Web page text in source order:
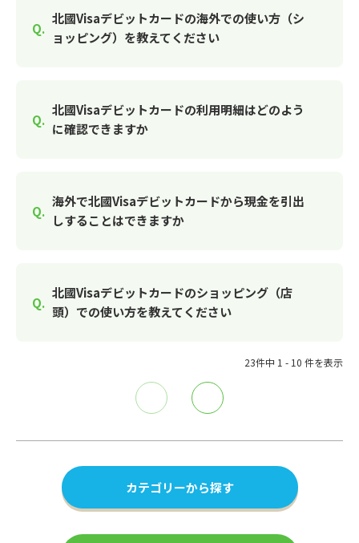
北國Visaデビットカードの海外での使い方（シ
ョッピング）を教えてください
北國Visaデビットカードの利用明細はどのよう
に確認できますか
海外で北國Visaデビットカードから現金を引出
しすることはできますか
北國Visaデビットカードのショッピング（店
頭）での使い方を教えてください
23件中 1 - 10 件を表示
カテゴリーから探す